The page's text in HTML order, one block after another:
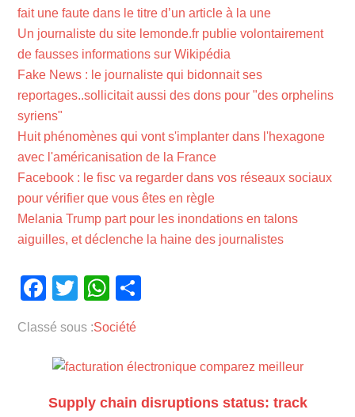
fait une faute dans le titre d’un article à la une
Un journaliste du site lemonde.fr publie volontairement
de fausses informations sur Wikipédia
Fake News : le journaliste qui bidonnait ses
reportages..sollicitait aussi des dons pour "des orphelins
syriens"
Huit phénomènes qui vont s'implanter dans l'hexagone
avec l'américanisation de la France
Facebook : le fisc va regarder dans vos réseaux sociaux
pour vérifier que vous êtes en règle
Melania Trump part pour les inondations en talons
aiguilles, et déclenche la haine des journalistes
Facebook
TwitterWhatsApp
Classé sous :Société
Supply chain disruptions status: track